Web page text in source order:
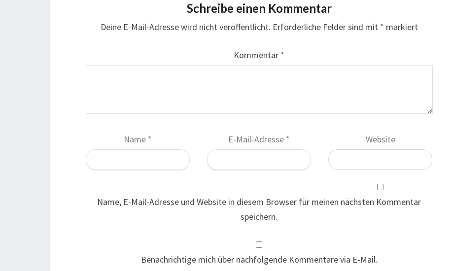
Schreibe einen Kommentar
Deine E-Mail-Adresse wird nicht veröffentlicht. Erforderliche Felder sind mit * markiert
Kommentar *
Name * E-Mail-Adresse * Website
Name, E-Mail-Adresse und Website in diesem Browser für meinen nächsten Kommentar
speichern.
Benachrichtige mich über nachfolgende Kommentare via E-Mail.